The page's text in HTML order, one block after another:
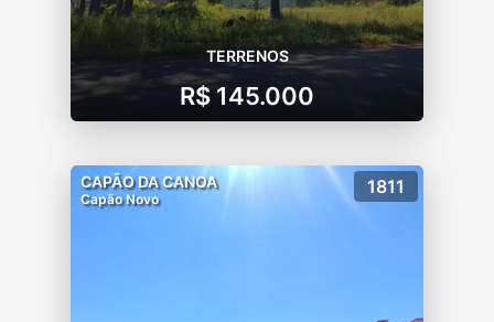
TERRENOS
R$ 145.000
CAPÃO DA CANOA
Capão Novo
1811